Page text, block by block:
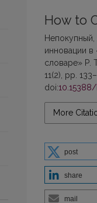
How to
Непокупный,
инновации в
словаре» Р.
11(2), pp.
doi:10.15388/
More
post
share
mail